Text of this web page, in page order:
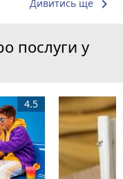
Дивитись ще keyboard_arrow_right
послуги у
4.5